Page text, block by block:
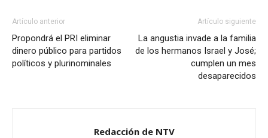
Artículo anterior
Propondrá el PRI eliminar
dinero público para partidos
políticos y plurinominales
Artículo siguiente
La angustia invade a la familia
de los hermanos Israel y José;
cumplen un mes
desaparecidos
Redacción de NTV